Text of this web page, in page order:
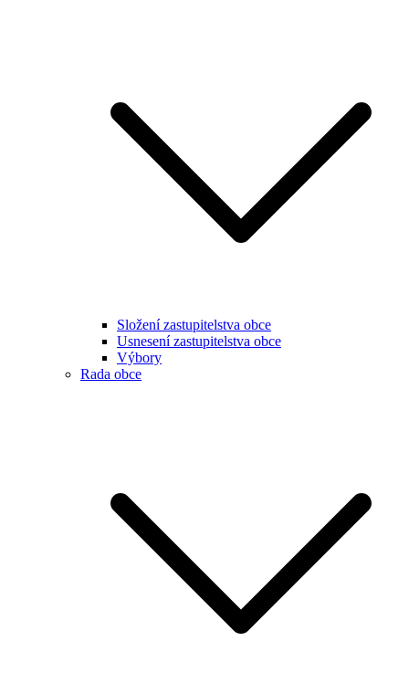
Složení zastupitelstva obce
Usnesení zastupitelstva obce
Výbory
Rada obce